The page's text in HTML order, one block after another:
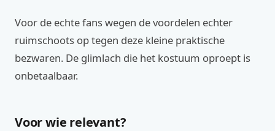
Voor de echte fans wegen de voordelen echter
ruimschoots op tegen deze kleine praktische
bezwaren. De glimlach die het kostuum oproept is
onbetaalbaar.
Voor wie relevant?